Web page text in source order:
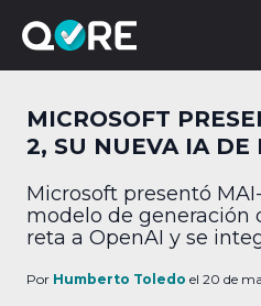
MICROSOFT
2, SU NUEVA IA DE
Microsoft presentó
modelo de generación
reta a OpenAI y se
Por Humberto Toledo el 20 de